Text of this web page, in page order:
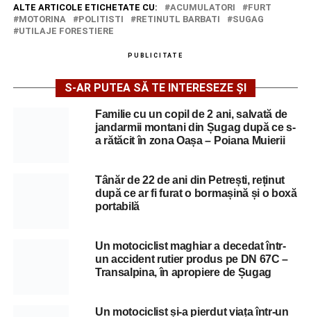
ALTE ARTICOLE ETICHETATE CU: ACUMULATORI
FURT
MOTORINA
POLITISTI RETINUTL BARBATI
SUGAG
UTILAJE FORESTIERE
PUBLICITATE
S-AR PUTEA SĂ TE INTERESEZE ȘI
Familie cu un copil de 2 ani, salvată de
jandarmii montani din Șugag după ce s-
a rătăcit în zona Oașa – Poiana Muierii
Tânăr de 22 de ani din Petrești, reținut
după ce ar fi furat o bormașină și o boxă
portabilă
Un motociclist maghiar a decedat într-
un accident rutier produs pe DN 67C –
Transalpina, în apropiere de Șugag
Un motociclist și-a pierdut viața într-un